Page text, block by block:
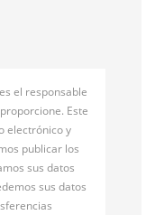
es el responsable
Este
electrónico y
publicar los
sus datos
sus datos